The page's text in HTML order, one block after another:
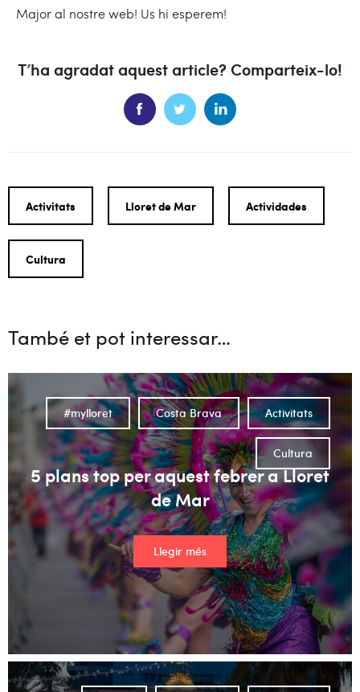
Majoral nostre web! Us hi esperem!
T’ha agradat aquest article? Comparteix-lo!
Activitats Lloret de Mar Actividades
Cultura
També et pot interessar…
5 plans top per aquest febrer a Lloret
de Mar
Llegir més
Activitats
Costa Brava
#mylloret
Cultura